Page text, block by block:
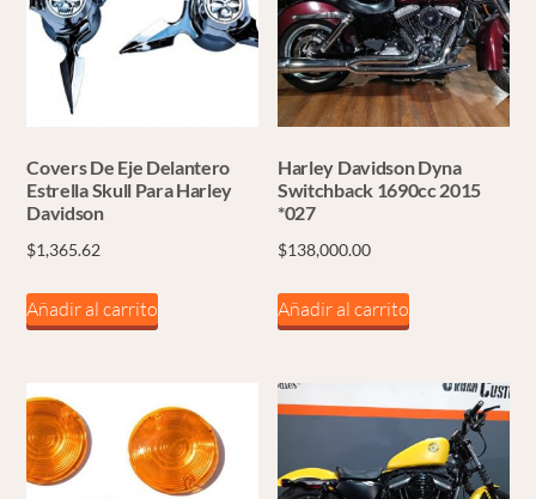
Covers De Eje Delantero
Estrella Skull Para Harley
Davidson
$1,365.62
Añadir al carrito
Harley Davidson Dyna
Switchback 1690cc 2015
*027
$138,000.00
Añadir al carrito